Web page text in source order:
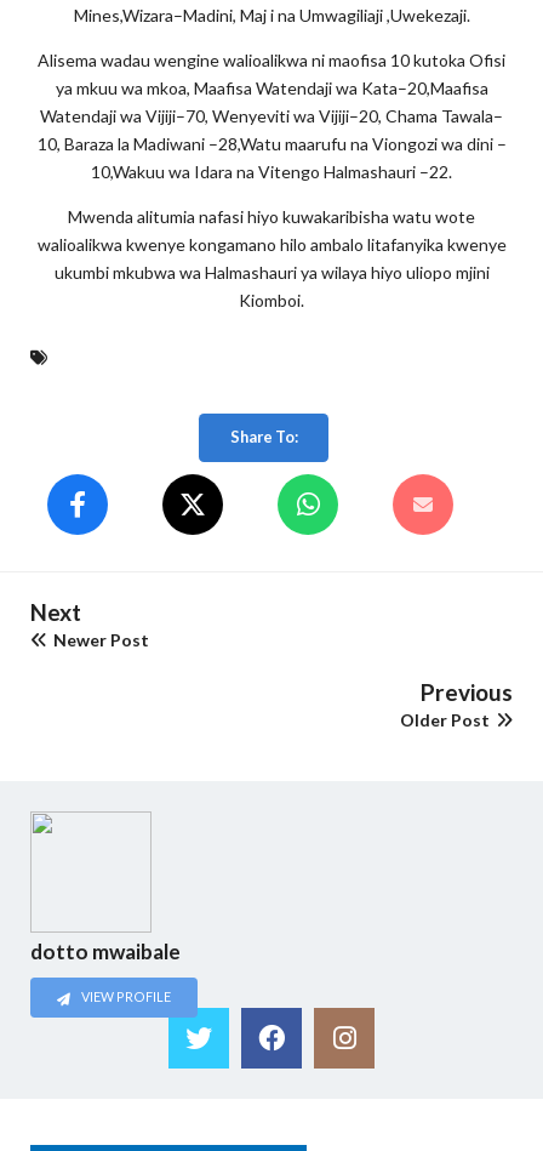
Mines,Wizara–Madini, Maj i na Umwagiliaji ,Uwekezaji.
Alisema wadau wengine walioalikwa ni maofisa 10 kutoka Ofisi
ya mkuu wa mkoa, Maafisa Watendaji wa Kata–20,Maafisa
Watendaji wa Vijiji–70, Wenyeviti wa Vijiji–20, Chama Tawala–
10, Baraza la Madiwani –28,Watu maarufu na Viongozi wa dini –
10,Wakuu wa Idara na Vitengo Halmashauri –22.
Mwenda alitumia nafasi hiyo kuwakaribisha watu wote
walioalikwa kwenye kongamano hilo ambalo litafanyika kwenye
ukumbi mkubwa wa Halmashauri ya wilaya hiyo uliopo mjini
Kiomboi.
Share To:
Next
Newer Post
Previous
Older Post
dotto mwaibale
VIEW PROFILE